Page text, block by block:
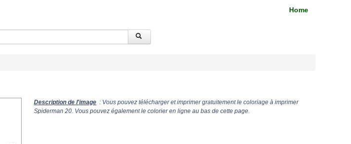
Home
Description de l'image : Vous pouvez télécharger et imprimer gratuitement le coloriage à imprimer
Spiderman 20. Vous pouvez également le colorier en ligne au bas de cette page.